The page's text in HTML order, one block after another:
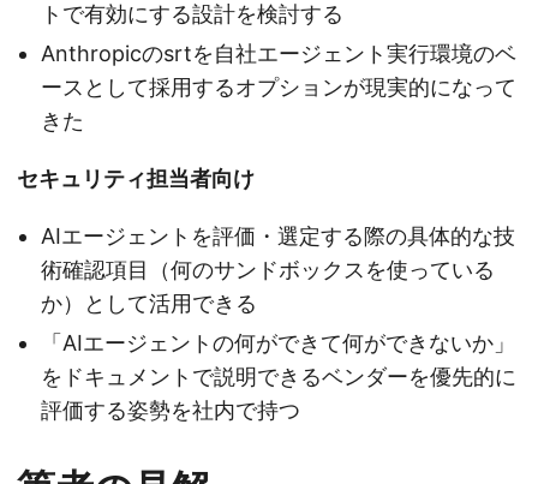
トで有効にする設計を検討する
Anthropicのsrtを自社エージェント実行環境のベ
ースとして採用するオプションが現実的になって
きた
セキュリティ担当者向け
AIエージェントを評価・選定する際の具体的な技
術確認項目（何のサンドボックスを使っている
か）として活用できる
「AIエージェントの何ができて何ができないか」
をドキュメントで説明できるベンダーを優先的に
評価する姿勢を社内で持つ